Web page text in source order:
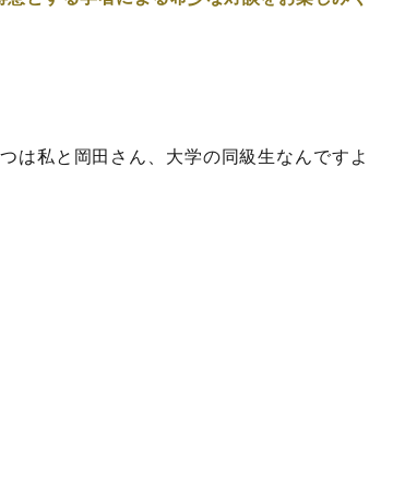
は私と岡田さん、大学の同級生なんですよ